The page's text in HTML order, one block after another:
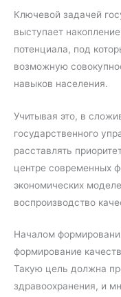
Ключевой задачей
выступает
потенциала, под
возможную
навыков населения.
Учитывая это, в
государственного
расставлять
центре современных
экономических
воспроизводство
Началом
формирование
Такую цель должна
здравоохранения, и